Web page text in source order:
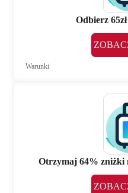
Odbierz
Warunki
Otrzymaj 64% zniżki